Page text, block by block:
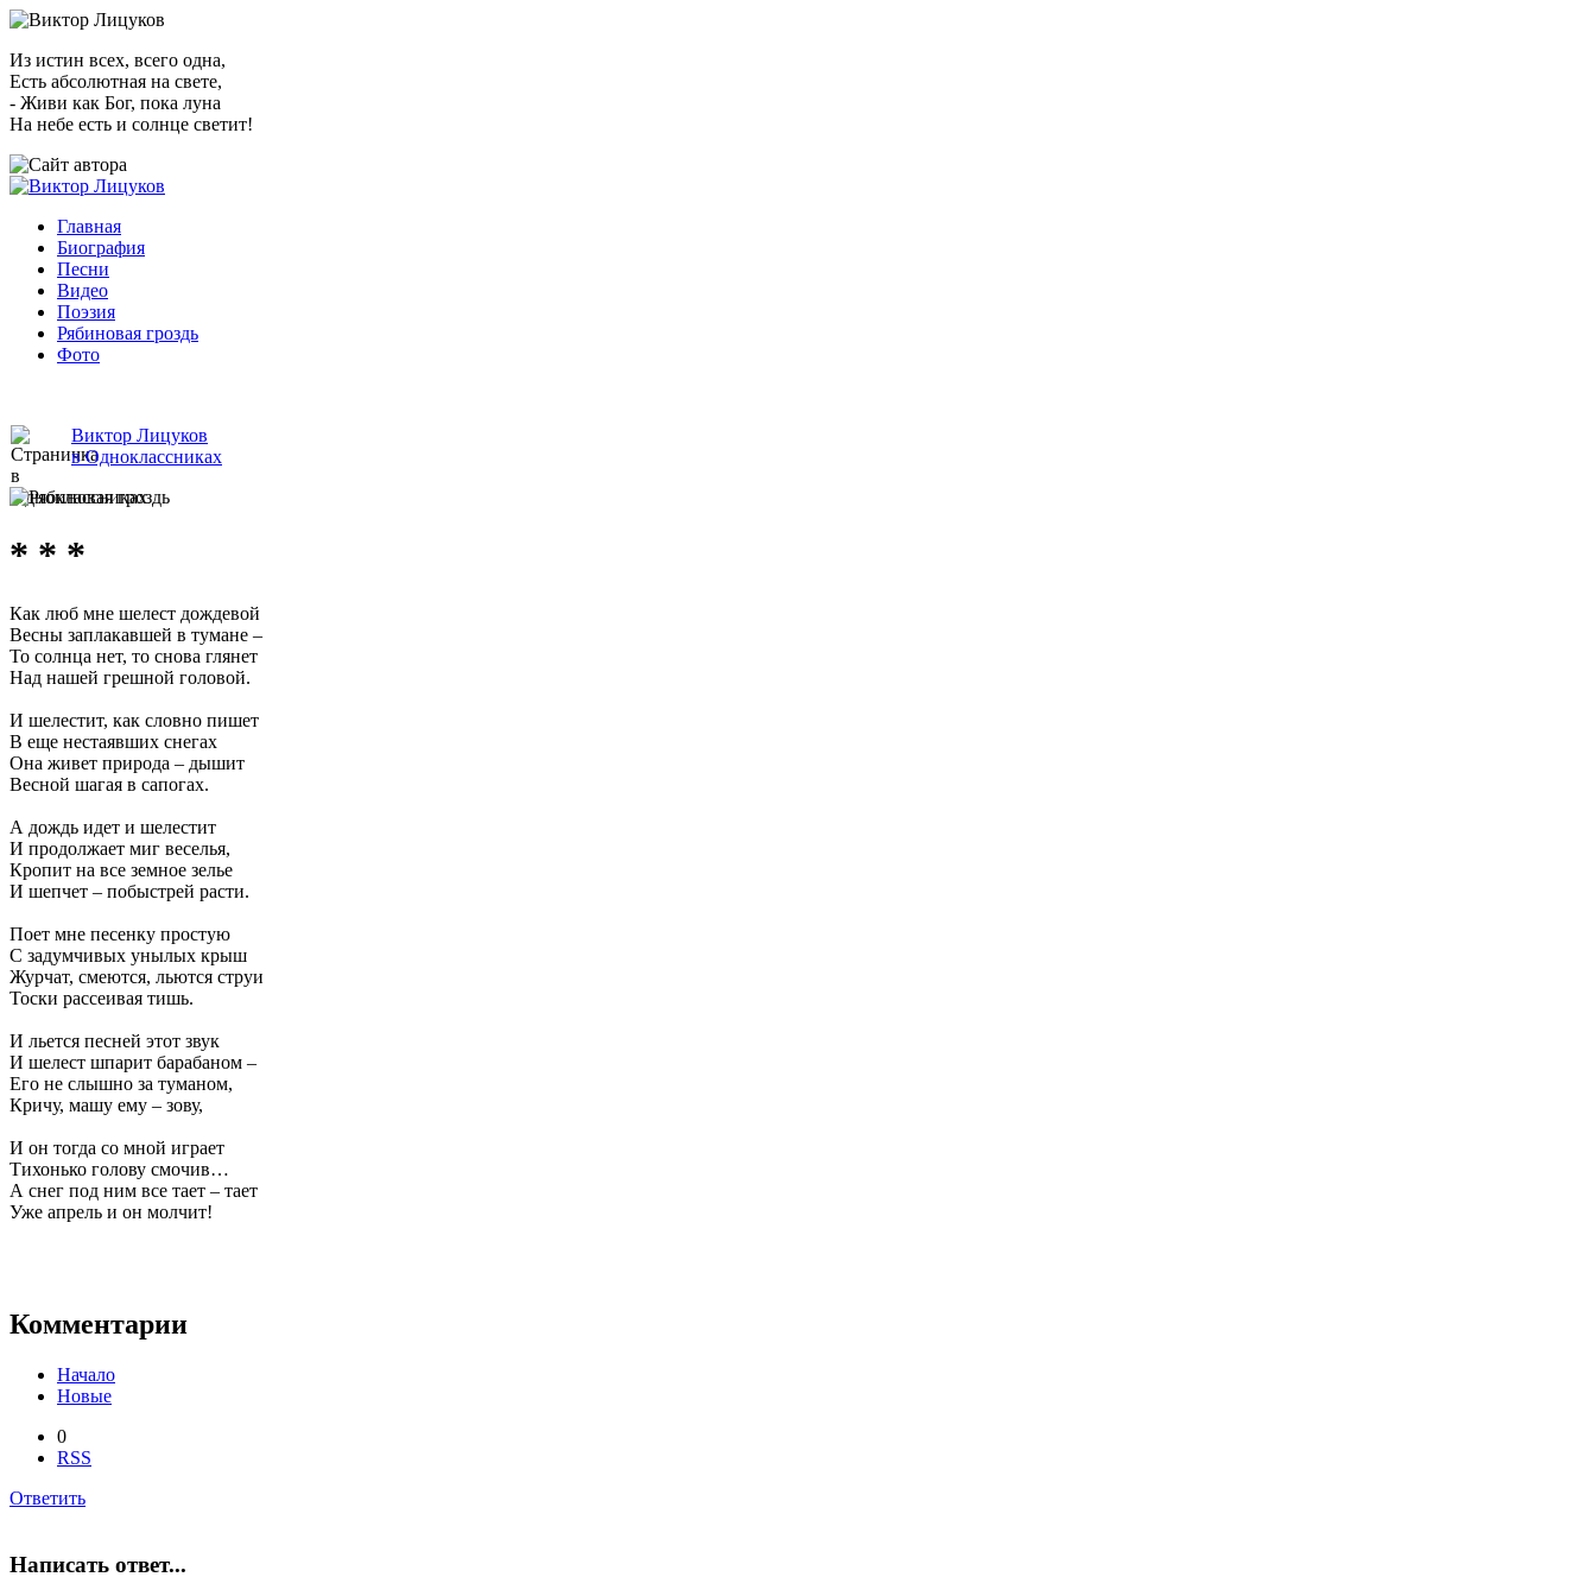
Из истин всех, всего одна,
Есть абсолютная на свете,
- Живи как Бог, пока луна
На небе есть и солнце светит!
Главная
Биография
Песни
Видео
Поэзия
Рябиновая гроздь
Фото
Виктор Лицуков
в Одноклассниках
* * *
Как люб мне шелест дождевой
Весны заплакавшей в тумане –
То солнца нет, то снова глянет
Над нашей грешной головой.
И шелестит, как словно пишет
В еще нестаявших снегах
Она живет природа – дышит
Весной шагая в сапогах.
А дождь идет и шелестит
И продолжает миг веселья,
Кропит на все земное зелье
И шепчет – побыстрей расти.
Поет мне песенку простую
С задумчивых унылых крыш
Журчат, смеются, льются струи
Тоски рассеивая тишь.
И льется песней этот звук
И шелест шпарит барабаном –
Его не слышно за туманом,
Кричу, машу ему – зову,
И он тогда со мной играет
Тихонько голову смочив…
А снег под ним все тает – тает
Уже апрель и он молчит!
Комментарии
Начало
Новые
0
RSS
Ответить
Написать ответ...